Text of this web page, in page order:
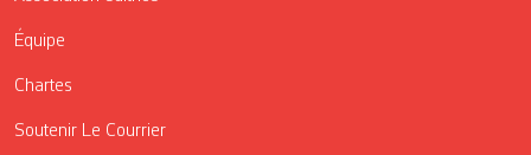
Équipe
Chartes
Soutenir Le Courrier